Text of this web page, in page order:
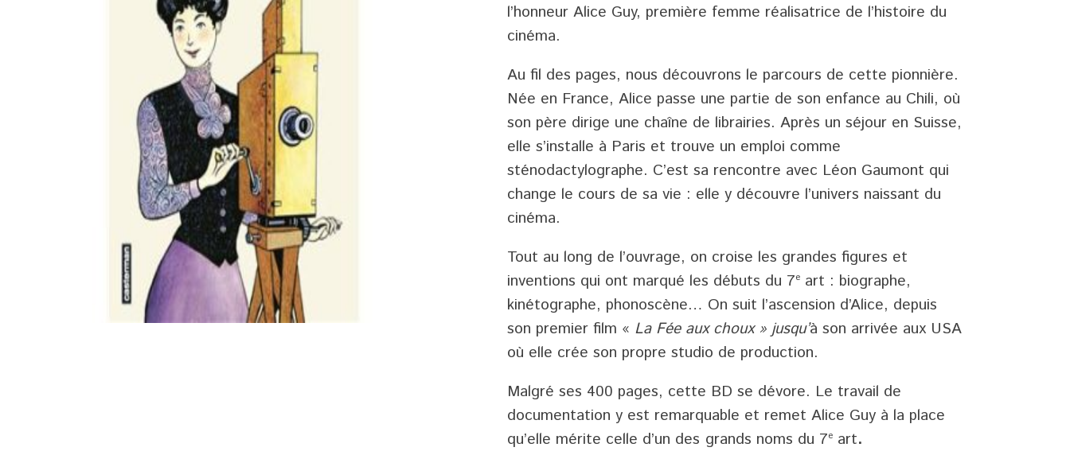
l’honneur Alice Guy, première femme réalisatrice de l’histoire du
cinéma.
Au fil des pages, nous découvrons le parcours de cette pionnière.
Née en France, Alice passe une partie de son enfance au Chili, où
son père dirige une chaîne de librairies. Après un séjour en Suisse,
elle s’installe à Paris et trouve un emploi comme
sténodactylographe. C’est sa rencontre avec Léon Gaumont qui
change le cours de sa vie : elle y découvre l’univers naissant du
cinéma.
Tout au long de l’ouvrage, on croise les grandes figures et
inventions qui ont marqué les débuts du 7ᵉ art : biographe,
kinétographe, phonoscène… On suit l’ascension d’Alice, depuis
son premier film « La Fée aux choux » jusqu’à son arrivée aux USA
où elle crée son propre studio de production.
Malgré ses 400 pages, cette BD se dévore. Le travail de
documentation y est remarquable et remet Alice Guy à la place
qu’elle mérite celle d’un des grands noms du 7ᵉ art.